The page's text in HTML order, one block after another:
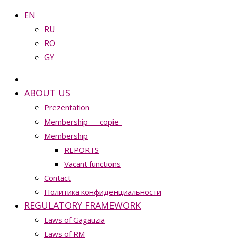
EN
RU
RO
GY
ABOUT US
Prezentation
Membership — copie_
Membership
REPORTS
Vacant functions
Contact
Политика конфиденциальности
REGULATORY FRAMEWORK
Laws of Gagauzia
Laws of RM